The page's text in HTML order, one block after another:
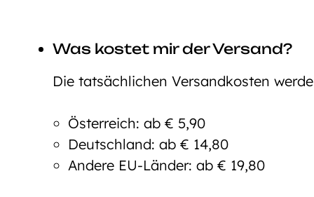
Was kostet mir der Versand?
Die tatsächlichen Versandkosten
Österreich: ab € 5,90
Deutschland: ab € 14,80
Andere EU-Länder: ab € 19,80